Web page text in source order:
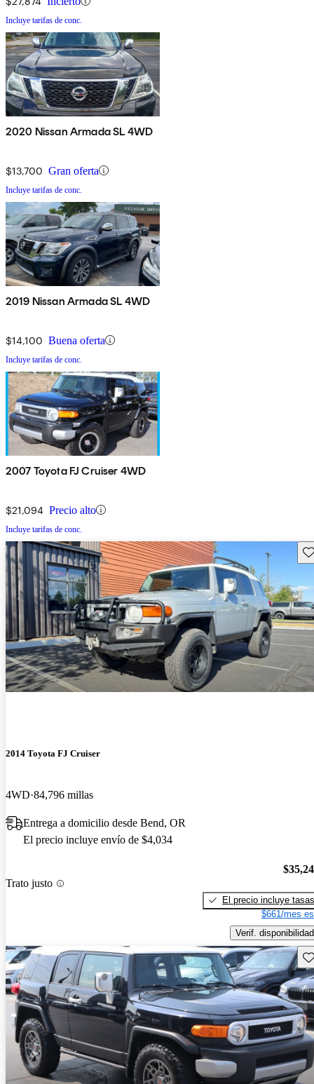
Incluye tarifas de conc.
2020 Nissan Armada SL 4WD
$13,700 Gran oferta
Incluye tarifas de conc.
2019 Nissan Armada SL 4WD
$14,100 Buena oferta
Incluye tarifas de conc.
2007 Toyota FJ Cruiser 4WD
$21,094 Precio alto
Incluye tarifas de conc.
2014 Toyota FJ Cruiser
4WD 84,796 millas
Entrega a domicilio desde Bend, OR
El precio incluye envío de $4,034
Trato justo
El precio incluye tasas
$661/mes
Verif. disponibilidad